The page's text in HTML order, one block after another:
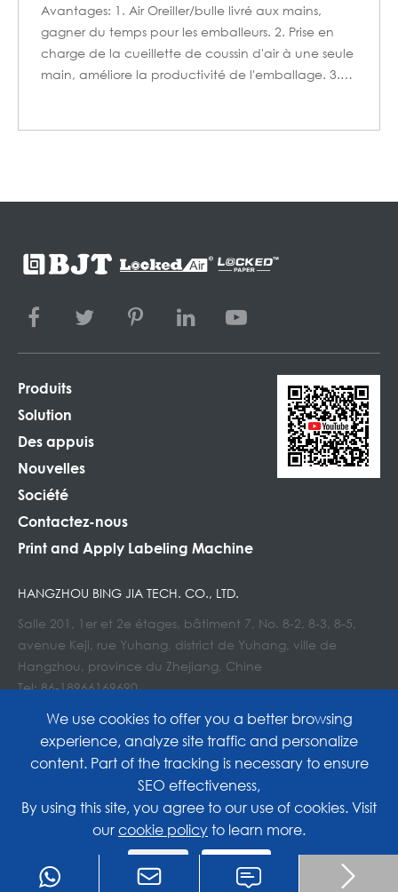
Avantages: 1. Air Oreiller/bulle livré aux mains,
gagner du temps pour les emballeurs. 2. Prise en
charge de la cueillette de coussin d'air à une seule
main, améliore la productivité de l'emballage. 3.
Produits
Solution
Des appuis
Nouvelles
Société
Contactez-nous
Print and Apply Labeling Machine
HANGZHOU BING JIA TECH. CO., LTD.
Salle 201, 1er et 2e étages, bâtiment 7, No. 8-2, 8-3, 8-5,
avenue Keji, rue Yuhang, district de Yuhang, ville de
Hangzhou, province du Zhejiang, Chine
Tel: 86-18966169690
Hangzhou Bing Jia Tech. Co., Ltd.
Rights Reserved.
Sitemap
Privacy Policy
 
We use cookies to offer you a better browsing
experience, analyze site traffic and personalize
content. Part of the tracking is necessary to ensure
SEO effectiveness,
By using this site, you agree to our use of cookies. Visit
ourcookie policyto learn more.
Reject
Accept